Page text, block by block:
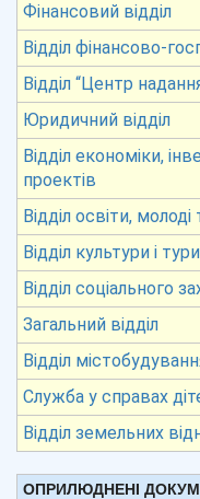
Фінансовий відділ
Відділ фінансово-
Відділ “Центр
Юридичний відділ
Відділ економіки,
проектів
Відділ освіти,
Відділ культури і
Відділ соціального
Загальний відділ
Відділ
Служба у справах
Відділ земельних
ОПРИЛЮДНЕНІ